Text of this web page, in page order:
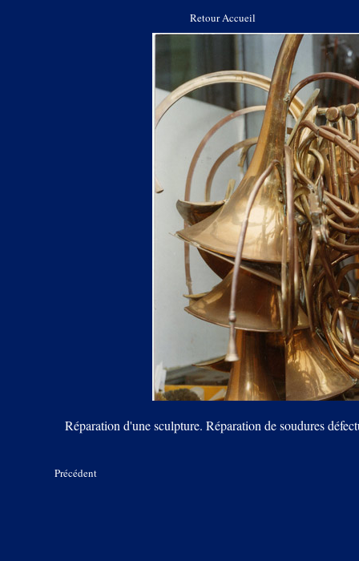
Retour Accueil
Réparation d'une sculpture. Réparation de soudures
Précédent